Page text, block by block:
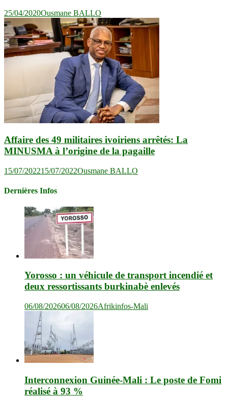
25/04/2020Ousmane BALLO
Affaire des 49 militaires ivoiriens arrêtés: La
MINUSMA à l’origine de la pagaille
15/07/202215/07/2022Ousmane BALLO
Dernières Infos
Yorosso : un véhicule de transport incendié et
deux ressortissants burkinabè enlevés
06/08/202606/08/2026Afrikinfos-Mali
Interconnexion Guinée-Mali : Le poste de Fomi
réalisé à 93 %